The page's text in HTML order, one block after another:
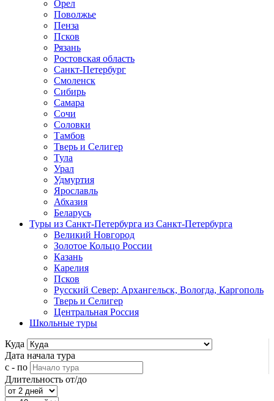
Орел
Поволжье
Пенза
Псков
Рязань
Ростовская область
Санкт-Петербург
Смоленск
Сибирь
Самара
Сочи
Соловки
Тамбов
Тверь и Селигер
Тула
Урал
Удмуртия
Ярославль
Абхазия
Беларусь
Туры из Санкт-Петербурга из Санкт-Петербурга
Великий Новгород
Золотое Кольцо России
Казань
Карелия
Псков
Русский Север: Архангельск, Вологда, Каргополь
Тверь и Селигер
Центральная Россия
Школьные туры
Куда
Дата начала тура
с - по
Длительность от/до